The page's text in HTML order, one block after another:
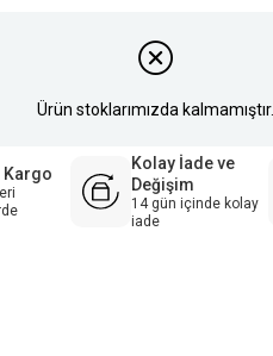
Ürün stoklarımızda kalmamıştır.
Kargo
Kolay İade ve
Değişim
14 gün içinde kolay
iade